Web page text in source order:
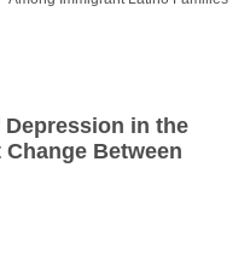
in the
Between